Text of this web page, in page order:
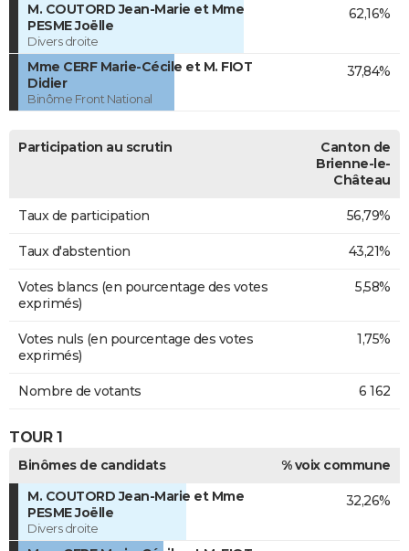
M. COUTORD Jean-Marie et Mme
PESME Joëlle
Divers droite
62,16%
Mme CERF Marie-Cécile et M. FIOT
Didier
Binôme Front National
37,84%
Participation au scrutin
Canton de
Brienne-le-
Château
Taux de participation 56,79%
Taux d'abstention 43,21%
Votes blancs (en pourcentage des votes
exprimés)
5,58%
Votes nuls (en pourcentage des votes
exprimés)
1,75%
Nombre de votants 6 162
TOUR 1
Binômes de candidats
% voix commune
M. COUTORD Jean-Marie et Mme
PESME Joëlle
Divers droite
32,26%